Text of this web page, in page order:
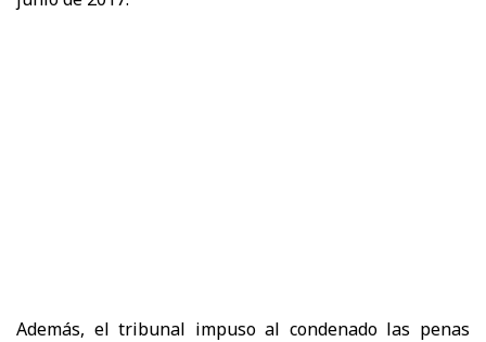
Además, el tribunal impuso al condenado las penas